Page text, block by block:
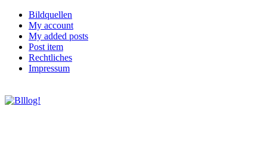
Bildquellen
My account
My added posts
Post item
Rechtliches
Impressum